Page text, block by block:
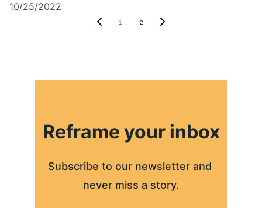
10/25/2022
1 2
Reframe your inbox
Subscribe to our newsletter and
never miss a story.